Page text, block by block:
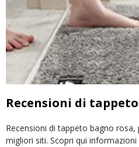
Recensioni di
Recensioni di tappeto bagno
migliori siti. Scopri qui informazioni